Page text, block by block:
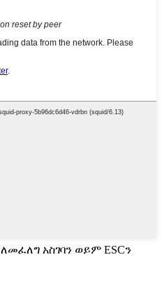
ለመፈለግ አስገባን ወይም ESCን